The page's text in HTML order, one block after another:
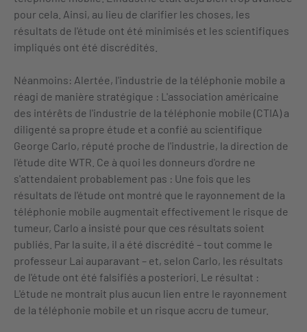
pour cela. Ainsi, au lieu de clarifier les choses, les
résultats de l'étude ont été minimisés et les scientifiques
impliqués ont été discrédités.
Néanmoins: Alertée, l'industrie de la téléphonie mobile a
réagi de manière stratégique : L'association américaine
des intérêts de l'industrie de la téléphonie mobile (CTIA) a
diligenté sa propre étude et a confié au scientifique
George Carlo, réputé proche de l'industrie, la direction de
l'étude dite WTR. Ce à quoi les donneurs d'ordre ne
s'attendaient probablement pas : Une fois que les
résultats de l'étude ont montré que le rayonnement de la
téléphonie mobile augmentait effectivement le risque de
tumeur, Carlo a insisté pour que ces résultats soient
publiés. Par la suite, il a été discrédité – tout comme le
professeur Lai auparavant – et, selon Carlo, les résultats
de l'étude ont été falsifiés a posteriori. Le résultat :
L'étude ne montrait plus aucun lien entre le rayonnement
de la téléphonie mobile et un risque accru de tumeur.